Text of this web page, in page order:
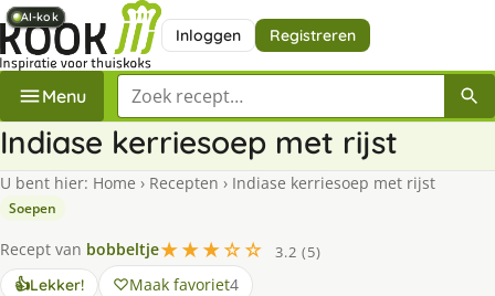
Inloggen Registreren
Menu Zoek een recept
Indiase kerriesoep met rijst
U bent hier: Home › Recepten › Indiase kerriesoep met rijst
Soepen
Recept van bobbeltje★★★☆☆
3.2 (5)
👍Lekker! Maak favoriet4
AI-kok
AI-kok
AI-kok
AI-kok
AI-kok